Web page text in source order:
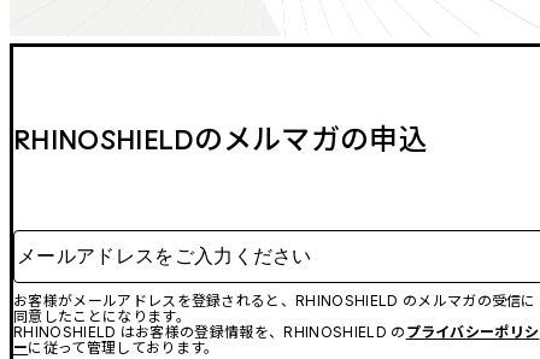
RHINOSHIELDのメルマガの申込
メールアドレスをご入力ください
お客様がメールアドレスを登録されると、RHINOSHIELD のメルマガの受信に
同意したことになります。
RHINOSHIELD はお客様の登録情報を、RHINOSHIELD の プライバシーポリシ
ーに従って管理しております。